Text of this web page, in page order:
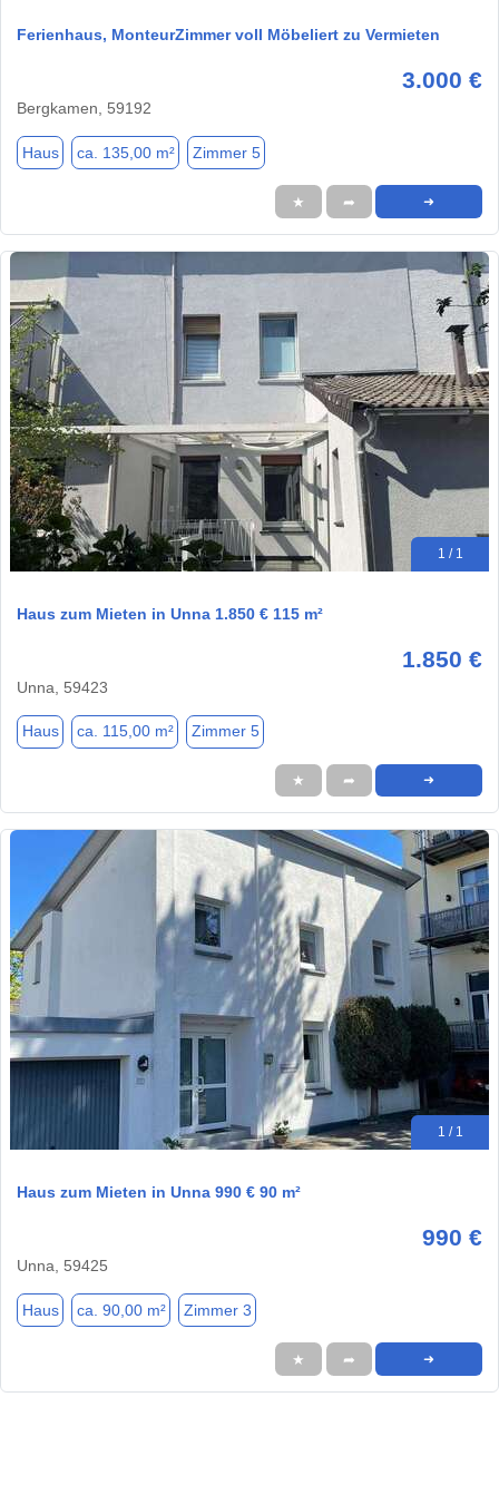
Ferienhaus, MonteurZimmer voll Möbeliert zu Vermieten
3.000 €
Bergkamen, 59192
Haus ca. 135,00 m² Zimmer 5
★ ➦ ➜
1 / 1
Haus zum Mieten in Unna 1.850 € 115 m²
1.850 €
Unna, 59423
Haus ca. 115,00 m² Zimmer 5
★ ➦ ➜
1 / 1
Haus zum Mieten in Unna 990 € 90 m²
990 €
Unna, 59425
Haus ca. 90,00 m² Zimmer 3
★ ➦ ➜